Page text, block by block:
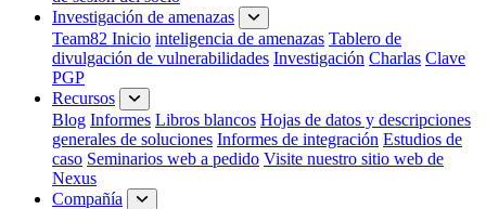
Investigación de amenazas
Team82 Inicio inteligencia de amenazas Tablero de
divulgación de vulnerabilidades Investigación Charlas Clave
PGP
Recursos
Blog Informes Libros blancos Hojas de datos y descripciones
generales de soluciones Informes de integración Estudios de
caso Seminarios web a pedido Visite nuestro sitio web de
Nexus
Compañía